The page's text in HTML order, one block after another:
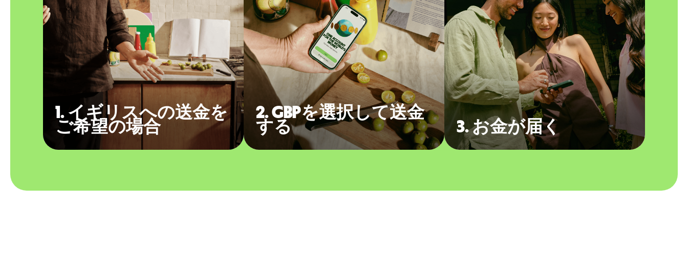
1. イギリスへの送金を
ご希望の場合
2. GBPを選択して送金
する
3. お金が届く